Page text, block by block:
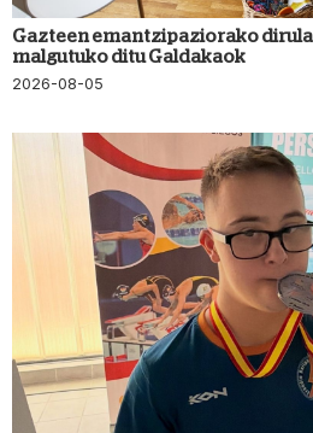
Gazteen emantzipaziorako
malgutuko ditu Galdakaok
2026-08-05